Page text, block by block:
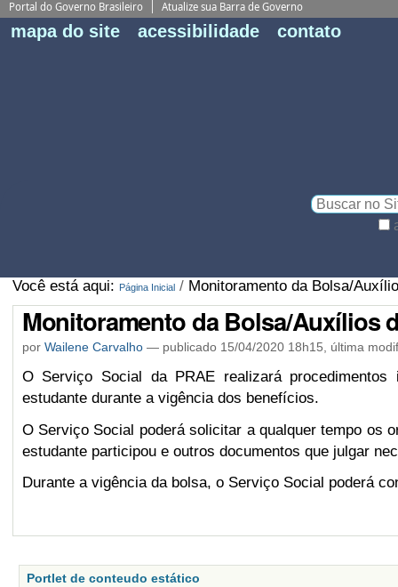
Portal do Governo Brasileiro Atualize sua Barra de Governo
mapa do site acessibilidade contato
Você está aqui: Página Inicial / Monitoramento da Bolsa/
Monitoramento da Bolsa/Auxílios
por Wailene Carvalho— publicado15/04/2020 18h15, última
O Serviço Social da PRAE realizará
estudante durante a vigência dos benefícios.
O Serviço Social poderá solicitar a qualquer tempo os
estudante participou e outros documentos que julgar
Durante a vigência da bolsa, oServiço Social poderá
Portlet de conteudo estático